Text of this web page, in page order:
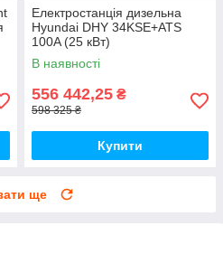
Електростанція дизельна
Hyundai DHY 34KSE+ATS
100A (25 кВт)
В наявності
556 442,25 ₴
598 325 ₴
Купити
ще